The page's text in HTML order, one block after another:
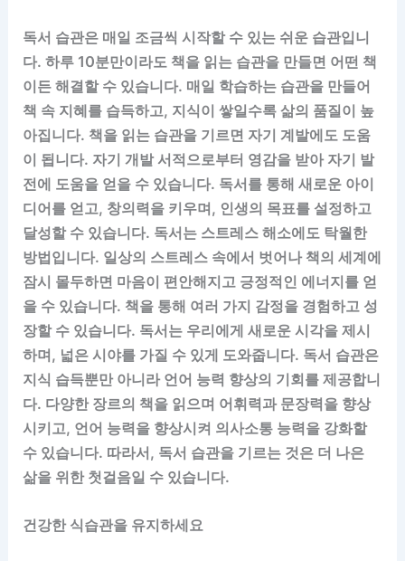
독서 습관은 매일 조금씩 시작할 수 있는 쉬운 습관입니
다. 하루 10분만이라도 책을 읽는 습관을 만들면 어떤 책
이든 해결할 수 있습니다. 매일 학습하는 습관을 만들어
책 속 지혜를 습득하고, 지식이 쌓일수록 삶의 품질이 높
아집니다. 책을 읽는 습관을 기르면 자기 계발에도 도움
이 됩니다. 자기 개발 서적으로부터 영감을 받아 자기 발
전에 도움을 얻을 수 있습니다. 독서를 통해 새로운 아이
디어를 얻고, 창의력을 키우며, 인생의 목표를 설정하고
달성할 수 있습니다. 독서는 스트레스 해소에도 탁월한
방법입니다. 일상의 스트레스 속에서 벗어나 책의 세계에
잠시 몰두하면 마음이 편안해지고 긍정적인 에너지를 얻
을 수 있습니다. 책을 통해 여러 가지 감정을 경험하고 성
장할 수 있습니다. 독서는 우리에게 새로운 시각을 제시
하며, 넓은 시야를 가질 수 있게 도와줍니다. 독서 습관은
지식 습득뿐만 아니라 언어 능력 향상의 기회를 제공합니
다. 다양한 장르의 책을 읽으며 어휘력과 문장력을 향상
시키고, 언어 능력을 향상시켜 의사소통 능력을 강화할
수 있습니다. 따라서, 독서 습관을 기르는 것은 더 나은
삶을 위한 첫걸음일 수 있습니다.
건강한 식습관을 유지하세요